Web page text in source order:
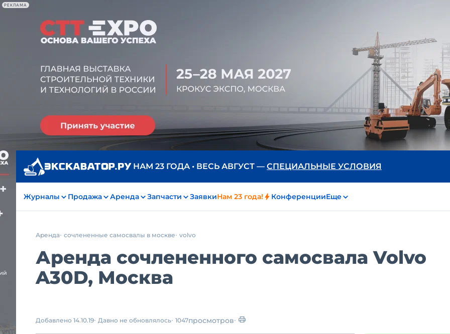
РЕКЛАМА
НАМ 23 ГОДА • ВЕСЬ АВГУСТ — СПЕЦИАЛЬНЫЕ УСЛОВИЯ
Журналы Продажа Аренда Запчасти ЗаявкиНам 23 года! КонференцииЕще
Аренда сочлененные самосвалы в москве volvo
Аренда сочлененного самосвала Volvo
A30D, Москва
Добавлено 14.10.19 Давно не обновлялось 1047просмотров